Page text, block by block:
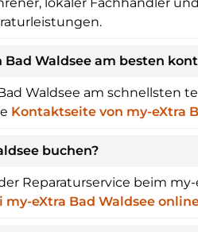
Bad Waldsee am besten
Waldsee am schnellsten
Kontaktseite von my-eXtra
buchen?
Reparaturservice beim
my-eXtra Bad Waldsee